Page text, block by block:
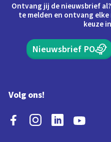
Ontvang jij de nieuwsbrief
te melden en ontvang
keuze
Nieuwsbrief PO
Volg ons!